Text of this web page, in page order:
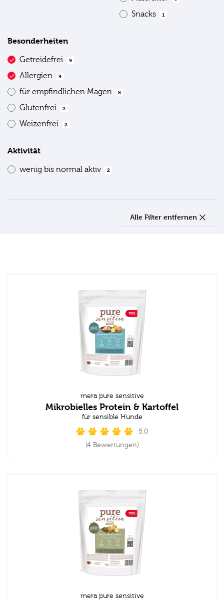
Snacks 1
Besonderheiten
Getreidefrei 9
Allergien 9
für empfindlichen Magen 8
Glutenfrei 2
Weizenfrei 2
Aktivität
wenig bis normal aktiv 2
Alle Filter entfernen
mera pure sensitive
Mikrobielles Protein & Kartoffel
für sensible Hunde
5.0
(4 Bewertungen)
mera pure sensitive